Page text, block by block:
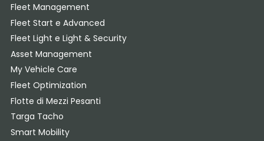
Fleet Management
Fleet Start e Advanced
Fleet Light e Light & Security
Asset Management
My Vehicle Care
Fleet Optimization
Flotte di Mezzi Pesanti
Targa Tacho
Smart Mobility